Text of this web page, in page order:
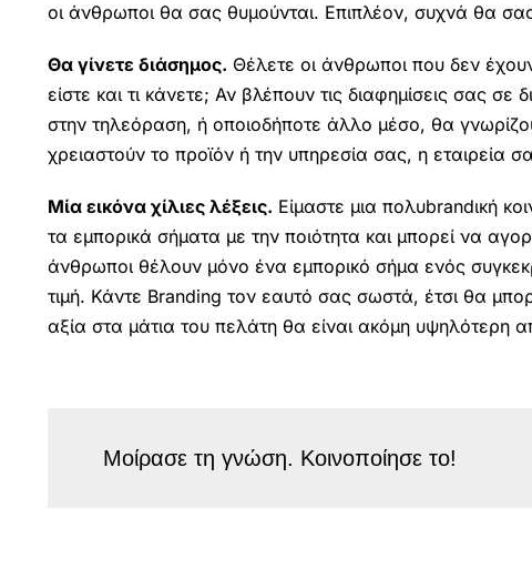
οι άνθρωποι θα σας θυμούνται. Επιπλέον, συχνά θα
Θα γίνετε διάσημος. Θέλετε οι άνθρωποι που δεν
είστε και τι κάνετε; Αν βλέπουν τις διαφημίσεις σας
στην τηλεόραση, ή οποιοδήποτε άλλο μέσο, θα
χρειαστούν το προϊόν ή την υπηρεσία σας, η
Μία εικόνα χίλιες λέξεις. Είμαστε μια πολυbrandική
τα εμπορικά σήματα με την ποιότητα και μπορεί να
άνθρωποι θέλουν μόνο ένα εμπορικό σήμα ενός
τιμή. Κάντε Branding τον εαυτό σας σωστά, έτσι θα
αξία στα μάτια του πελάτη θα είναι ακόμη υψηλότερη
Μοίρασε τη γνώση. Κοινοποίησε το!